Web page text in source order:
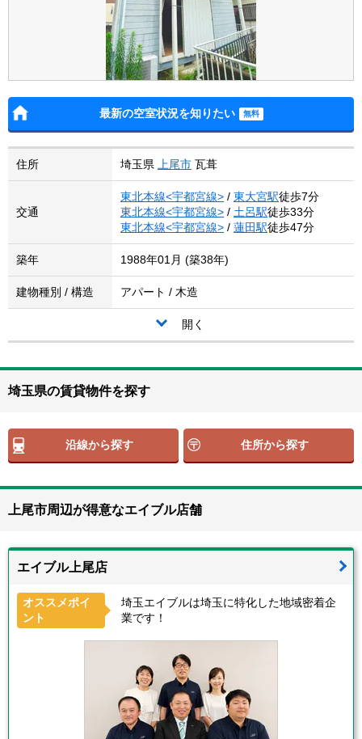
最新の空室状況を知りたい
住所 埼玉県 上尾市 瓦葺
交通
東北本線<宇都宮線> / 東大宮駅徒歩7分
東北本線<宇都宮線> / 土呂駅徒歩33分
東北本線<宇都宮線> / 蓮田駅徒歩47分
築年 1988年01月 (築38年)
建物種別 / 構造 アパート / 木造
開く
埼玉県の賃貸物件を探す
沿線から探す 住所から探す
上尾市周辺が得意なエイブル店舗
エイブル上尾店
オススメポイ
ント
埼玉エイブルは埼玉に特化した地域密着企
業です！